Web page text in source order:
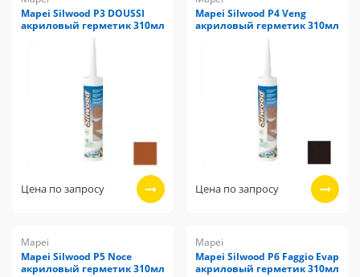
Mapei Silwood P3 DOUSSI
акриловый герметик 310мл
Цена по запросу
Mapei Silwood P4 Veng
акриловый герметик 310мл
Цена по запросу
Mapei
Mapei Silwood P5 Noce
акриловый герметик 310мл
Mapei
Mapei Silwood P6 Faggio Evap
акриловый герметик 310мл